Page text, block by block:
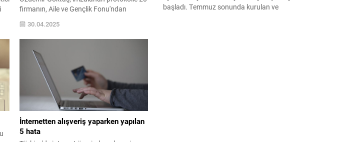
firmanın, Aile ve Gençlik Fonu'ndan
yararlanan evlenecek gençlere yüzde 5 ile
yüzde 35 arasında özel indirimler
sağlayacağını duyurdu.
30.04.2025
İnternetten alışveriş yaparken yapılan
5 hata
başladı. Temmuz sonunda kurulan ve